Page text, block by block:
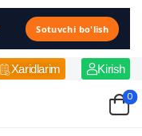
Sotuvchi bo'lish
Xaridlarim Kirish
0